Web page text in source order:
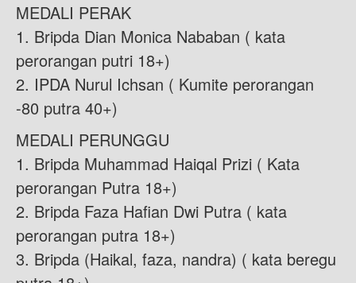
MEDALI PERAK
1. Bripda Dian Monica Nababan ( kata
perorangan putri 18+)
2. IPDA Nurul Ichsan ( Kumite perorangan
-80 putra 40+)
MEDALI PERUNGGU
1. Bripda Muhammad Haiqal Prizi ( Kata
perorangan Putra 18+)
2. Bripda Faza Hafian Dwi Putra ( kata
perorangan putra 18+)
3. Bripda (Haikal, faza, nandra) ( kata beregu